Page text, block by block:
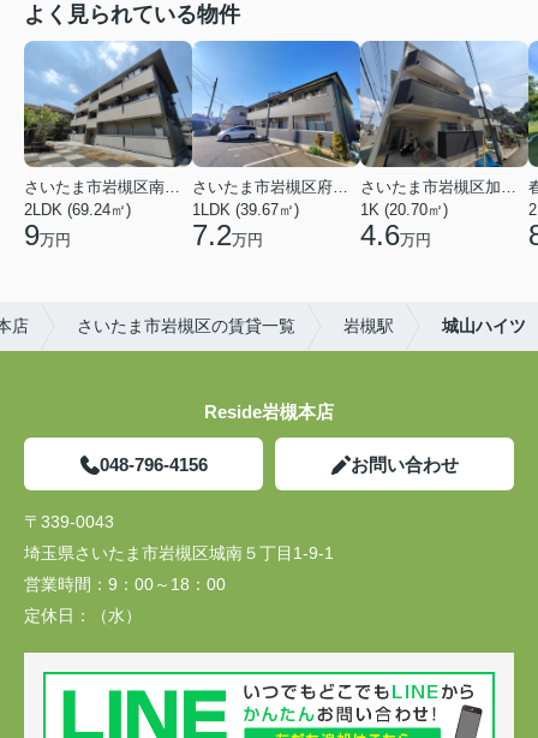
よく見られている物件
さいたま市岩槻区南平野４丁目
2LDK (69.24㎡)
9万円
さいたま市岩槻区府内１丁目
1LDK (39.67㎡)
7.2万円
さいたま市岩槻区加倉１丁目
1K (20.70㎡)
4.6万円
店 さいたま市岩槻区の賃貸一覧 岩槻駅 城山ハイツ
Reside岩槻本店
048-796-4156 お問い合わせ
〒339-0043
埼玉県さいたま市岩槻区城南５丁目1-9-1
営業時間： 9：00～18：00
定休日：
（水）